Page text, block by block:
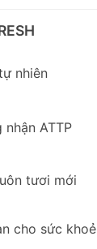
nhiên
nhận ATTP
tươi mới
cho sức khoẻ